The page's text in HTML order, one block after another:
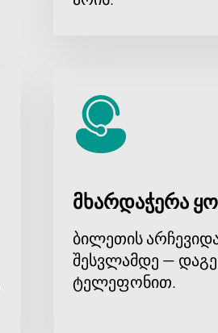
მხარდაჭერა
ბილეთის
შესვლამდე —
ტელეფონით.